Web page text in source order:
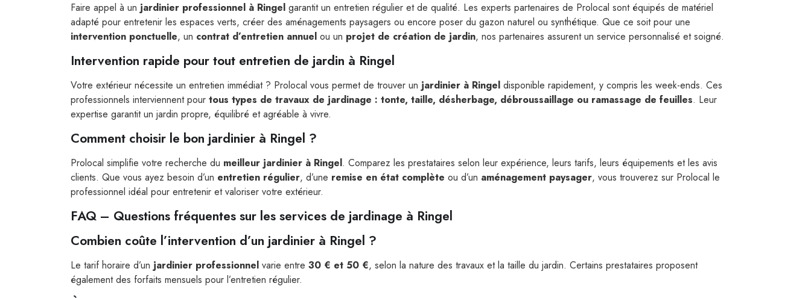
Faire appel à un jardinier professionnel à Ringel garantit un entretien régulier et de qualité. Les experts partenaires de Prolocal sont équipés de matériel
adapté pour entretenir les espaces verts, créer des aménagements paysagers ou encore poser du gazon naturel ou synthétique. Que ce soit pour une
intervention ponctuelle, un contrat d’entretien annuel ou un projet de création de jardin, nos partenaires assurent un service personnalisé et soigné.
Intervention rapide pour tout entretien de jardin à Ringel
Votre extérieur nécessite un entretien immédiat ? Prolocal vous permet de trouver un jardinier à Ringel disponible rapidement, y compris les week-ends. Ces
professionnels interviennent pour tous types de travaux de jardinage : tonte, taille, désherbage, débroussaillage ou ramassage de feuilles. Leur
expertise garantit un jardin propre, équilibré et agréable à vivre.
Comment choisir le bon jardinier à Ringel ?
Prolocal simplifie votre recherche du meilleur jardinier à Ringel. Comparez les prestataires selon leur expérience, leurs tarifs, leurs équipements et les avis
clients. Que vous ayez besoin d’un entretien régulier, d’une remise en état complète ou d’un aménagement paysager, vous trouverez sur Prolocal le
professionnel idéal pour entretenir et valoriser votre extérieur.
FAQ – Questions fréquentes sur les services de jardinage à Ringel
Combien coûte l’intervention d’un jardinier à Ringel ?
Le tarif horaire d’un jardinier professionnel varie entre 30 € et 50 €, selon la nature des travaux et la taille du jardin. Certains prestataires proposent
également des forfaits mensuels pour l’entretien régulier.